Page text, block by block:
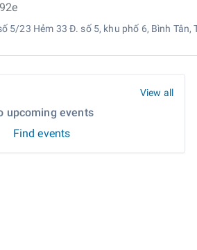
5/23 Hẻm 33 Đ. số 5, khu phố 6, Bình
View all
upcoming events
Find events